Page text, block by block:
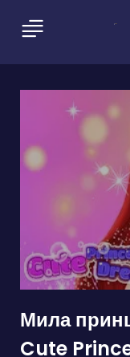
Мила
Cute